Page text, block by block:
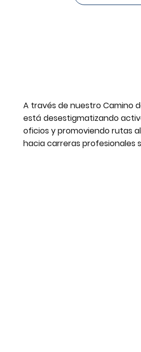
A través de nuestro Camino
está desestigmatizando
oficios y promoviendo rutas
hacia carreras profesionales